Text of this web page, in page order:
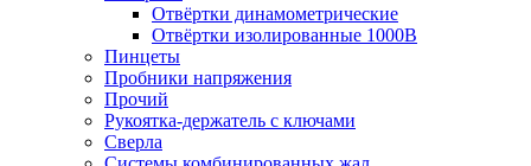
Отвёртки динамометрические
Отвёртки изолированные 1000В
Пинцеты
Пробники напряжения
Прочий
Рукоятка-держатель с ключами
Сверла